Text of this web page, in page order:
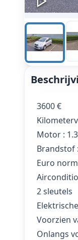
3600 €
Motor :
Brandstof
Euro
2 sleutels
Voorzien
Onlangs